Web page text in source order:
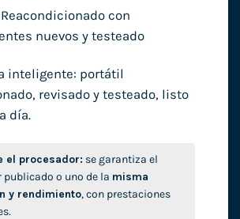
Reacondicionado con
nuevos y testeado
inteligente: portátil
revisado y testeado, listo
día.
el procesador: se garantiza el
publicado o uno de la misma
y rendimiento, con prestaciones